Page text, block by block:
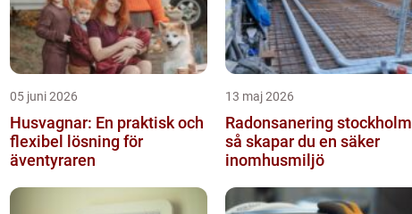
05 juni 2026
Husvagnar: En praktisk och
flexibel lösning för
äventyraren
13 maj 2026
Radonsanering stockholm
så skapar du en säker
inomhusmiljö